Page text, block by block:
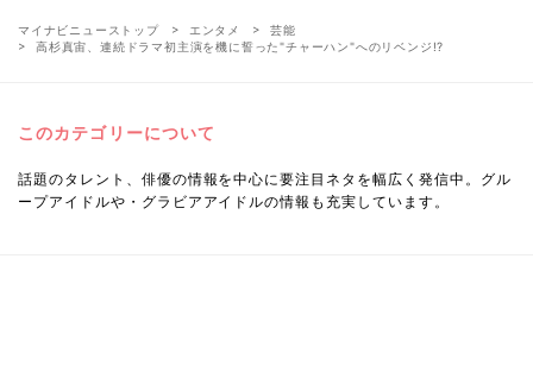
マイナビニューストップ エンタメ
芸能
高杉真宙、連続ドラマ初主演を機に誓った"チャーハン"へのリベンジ!?
このカテゴリーについて
話題のタレント、俳優の情報を中心に要注目ネタを幅広く発信中。グル
ープアイドルや・グラビアアイドルの情報も充実しています。